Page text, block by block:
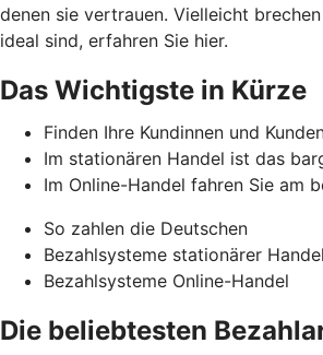
denen sie vertrauen. Vielleicht
ideal sind, erfahren Sie hier.
Das Wichtigste in Kürze
Finden Ihre Kundinnen und
Im stationären Handel ist das
Im Online-Handel fahren Sie am
So zahlen die Deutschen
Bezahlsysteme stationärer Handel
Bezahlsysteme Online-Handel
Die beliebtesten